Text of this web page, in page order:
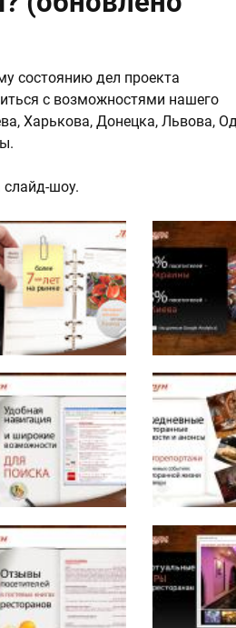
состоянию дел проекта
с возможностями нашего
Харькова, Донецка, Львова,
шоу.